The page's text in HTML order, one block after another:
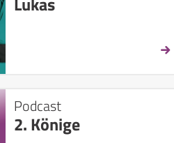
Podcast
2. Könige